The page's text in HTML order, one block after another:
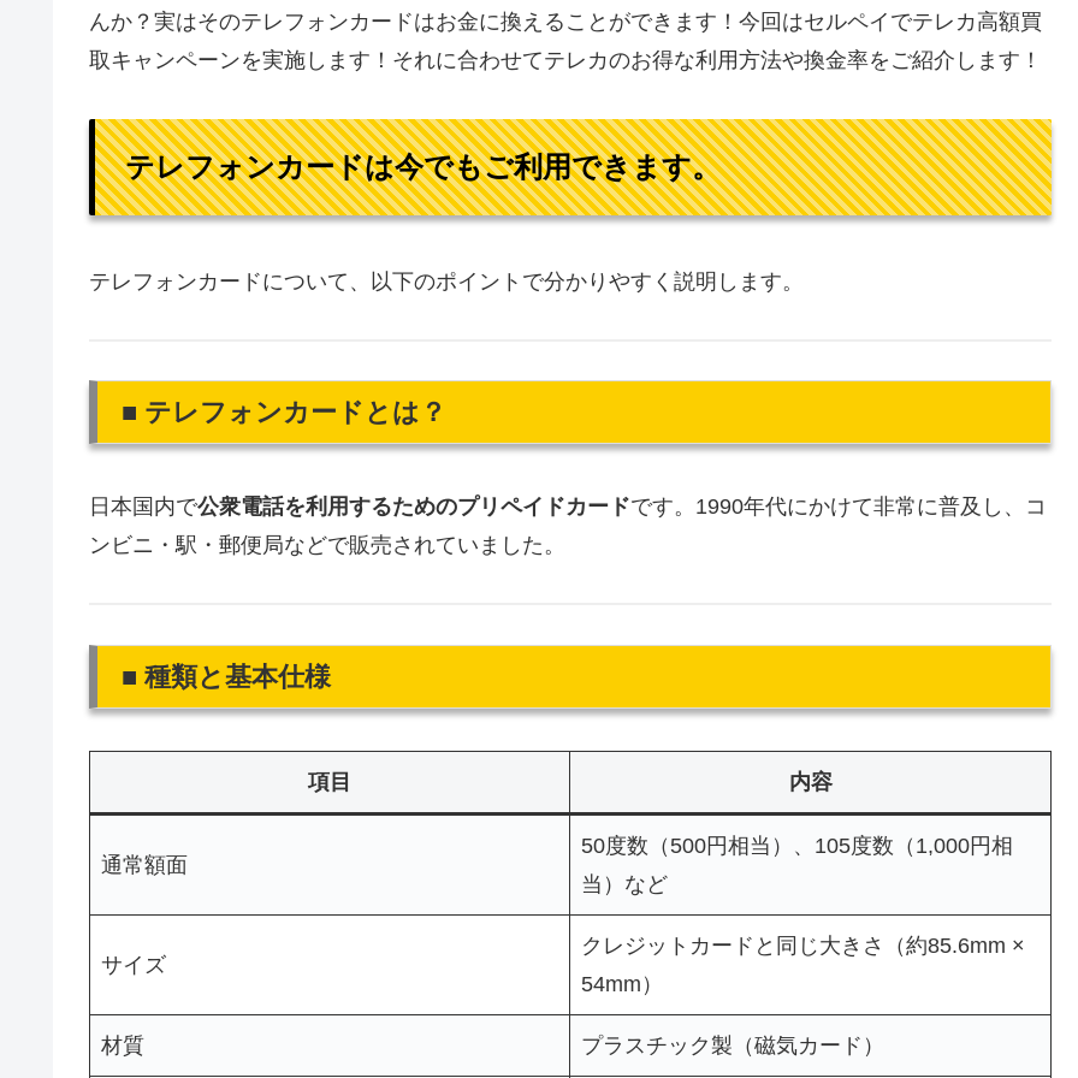
んか？実はそのテレフォンカードはお金に換えることができます！今回はセルペイでテレカ高額買
取キャンペーンを実施します！それに合わせてテレカのお得な利用方法や換金率をご紹介します！
テレフォンカードは今でもご利用できます。
テレフォンカードについて、以下のポイントで分かりやすく説明します。
■ テレフォンカードとは？
日本国内で公衆電話を利用するためのプリペイドカードです。1990年代にかけて非常に普及し、コ
ンビニ・駅・郵便局などで販売されていました。
■ 種類と基本仕様
項目 内容
通常額面
50度数（500円相当）、105度数（1,000円相
当）など
サイズ
クレジットカードと同じ大きさ（約85.6mm ×
54mm）
材質 プラスチック製（磁気カード）